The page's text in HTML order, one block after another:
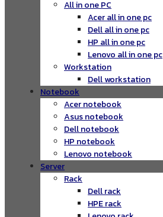
All in one PC
Acer all in one pc
Dell all in one pc
HP all in one pc
Lenovo all in one pc
Workstation
Dell workstation
Notebook
Acer notebook
Asus notebook
Dell notebook
HP notebook
Lenovo notebook
Server
Rack
Dell rack
HPE rack